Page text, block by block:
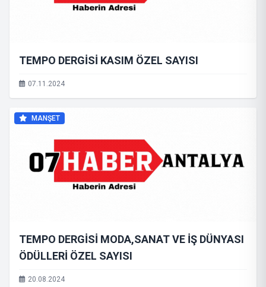
TEMPO DERGİSİ KASIM ÖZEL SAYISI
07.11.2024
MANŞET
TEMPO DERGİSİ MODA,SANAT VE İŞ DÜNYASI
ÖDÜLLERİ ÖZEL SAYISI
20.08.2024